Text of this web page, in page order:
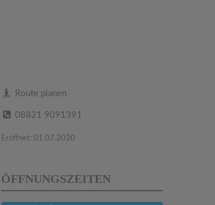
Route planen
08821 9091391
Eröffnet: 01.07.2020
ÖFFNUNGSZEITEN